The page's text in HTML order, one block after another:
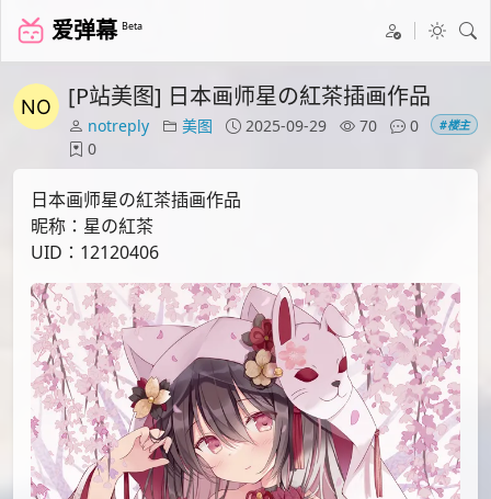
爱弹幕 Beta
[P站美图] 日本画师星の紅茶插画作品
notreply 美图 2025-09-29 70
0
0
#楼主
日本画师星の紅茶插画作品
昵称：星の紅茶
UID：12120406